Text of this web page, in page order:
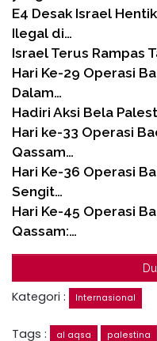
E4 Desak Israel
Ilegal di…
Israel Terus Rampas
Hari Ke-29 Operasi
Dalam…
Hadiri Aksi Bela
Hari ke-33 Operasi
Qassam…
Hari Ke-36 Operasi
Sengit…
Hari Ke-45 Operasi
Qassam:…
Kategori : Internasional
Tags : al aqsa palestina